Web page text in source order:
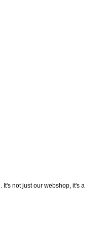
not just our webshop, it's a